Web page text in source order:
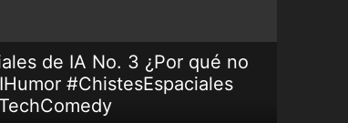
de IA No. 3 ¿Por qué no
#ChistesEspaciales